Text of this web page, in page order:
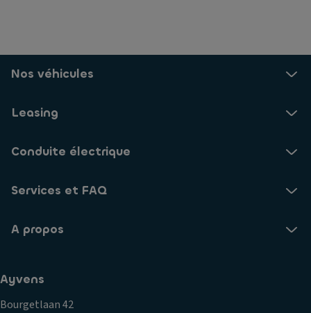
Nos véhicules
Leasing
Conduite électrique
Services et FAQ
A propos
Ayvens
Bourgetlaan 42